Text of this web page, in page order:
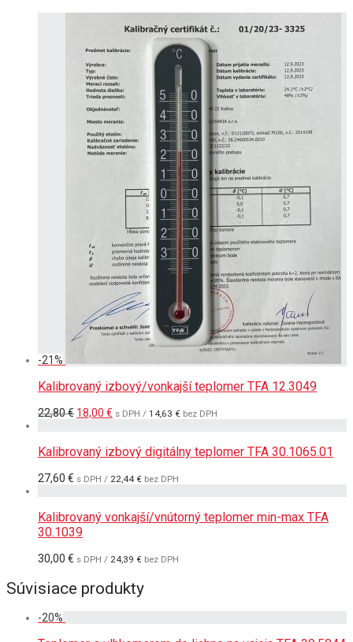
-21%
Kalibrovaný izbový/vonkajší teplomer TFA 12.3049
22,80€ Pôvodná
22,80 €.
18,00 € Aktuálna
18,00 €.
s DPH / 14,63 € bez DPH
Kalibrovaný izbový digitálny teplomer TFA 30.1065.01
27,60 € s DPH / 22,44 € bez DPH
Kalibrovaný vonkajší/vnútorný teplomer min-max TFA
30.1039
30,00 € s DPH / 24,39 € bez DPH
Súvisiace produkty
-20%